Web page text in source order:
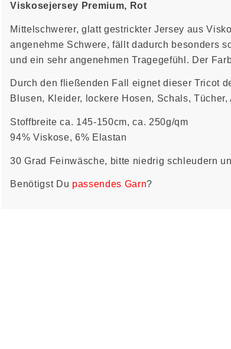
Viskosejersey Premium, Rot
Mittelschwerer, glatt gestrickter Jersey aus
angenehme Schwere, fällt dadurch besonders
und ein sehr angenehmen Tragegefühl. Der
Durch den fließenden Fall eignet dieser Tricot
Blusen, Kleider, lockere Hosen, Schals, Tücher,
Stoffbreite ca. 145-150cm, ca. 250g/qm
94% Viskose, 6% Elastan
30 Grad Feinwäsche, bitte niedrig schleudern
Benötigst Du passendes Garn?